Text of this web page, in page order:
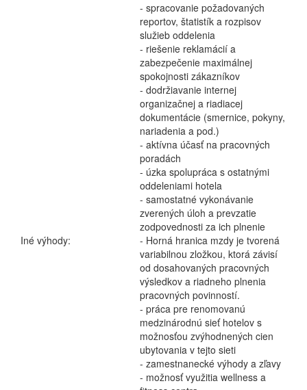
- spracovanie požadovaných
reportov, štatistík a rozpisov
služieb oddelenia
- riešenie reklamácií a
zabezpečenie maximálnej
spokojnosti zákazníkov
- dodržiavanie internej
organizačnej a riadiacej
dokumentácie (smernice, pokyny,
nariadenia a pod.)
- aktívna účasť na pracovných
poradách
- úzka spolupráca s ostatnými
oddeleniami hotela
- samostatné vykonávanie
zverených úloh a prevzatie
zodpovednosti za ich plnenie
Iné výhody:
- Horná hranica mzdy je tvorená
variabilnou zložkou, ktorá závisí
od dosahovaných pracovných
výsledkov a riadneho plnenia
pracovných povinností.
- práca pre renomovanú
medzinárodnú sieť hotelov s
možnosťou zvýhodnených cien
ubytovania v tejto sieti
- zamestnanecké výhody a zľavy
- možnosť využitia wellness a